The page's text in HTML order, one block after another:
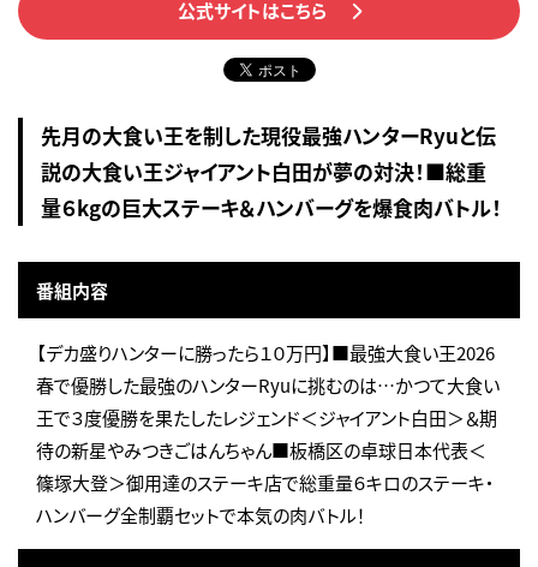
公式サイトはこちら
先月の大食い王を制した現役最強ハンターRyuと伝
説の大食い王ジャイアント白田が夢の対決！■総重
量６kgの巨大ステーキ＆ハンバーグを爆食肉バトル！
番組内容
【デカ盛りハンターに勝ったら１０万円】■最強大食い王2026
春で優勝した最強のハンターRyuに挑むのは…かつて大食い
王で３度優勝を果たしたレジェンド＜ジャイアント白田＞＆期
待の新星やみつきごはんちゃん■板橋区の卓球日本代表＜
篠塚大登＞御用達のステーキ店で総重量６キロのステーキ・
ハンバーグ全制覇セットで本気の肉バトル！